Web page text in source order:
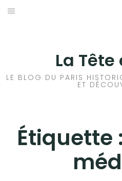
Aller
La Tête
LE BLOG DU PARIS
ET
Étiquette :
HISTOIRES EN ILE DE FRANCE
VOYAGES À L’ÉTRANGER